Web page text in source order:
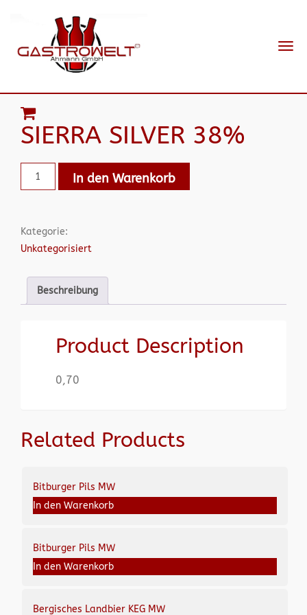
SIERRA SILVER 38%
In den Warenkorb
Kategorie:
Unkategorisiert
Beschreibung
Product Description
0,70
Related Products
Bitburger Pils MW
In den Warenkorb
Bitburger Pils MW
In den Warenkorb
Bergisches Landbier KEG MW